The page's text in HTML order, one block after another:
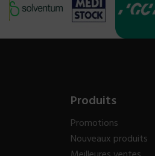
Produits
Promotions
Nouveaux produits